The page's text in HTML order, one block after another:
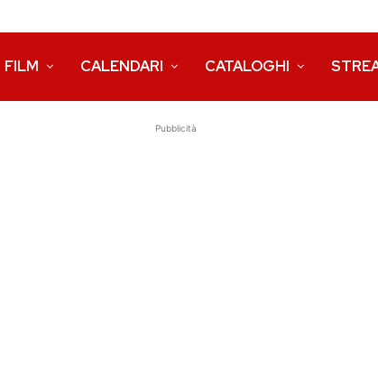
FILM CALENDARI CATALOGHI
Pubblicità